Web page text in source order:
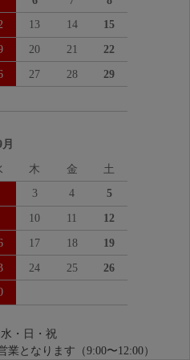
13 14 15
20 21 22
27 28 29
木 金 土
3 4 5
10 11 12
17 18 19
24 25 26
・日・祝
となります（9:00〜12:00）